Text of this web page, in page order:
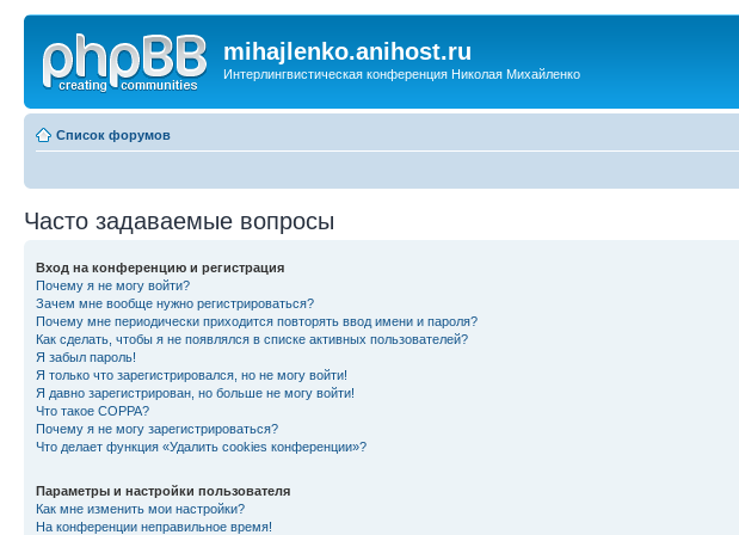
mihajlenko.anihost.ru
Интерлингвистическая конференция Николая Михайленко
Список форумов
Часто задаваемые вопросы
Вход на конференцию и регистрация
Почему я не могу войти?
Зачем мне вообще нужно регистрироваться?
Почему мне периодически приходится повторять ввод имени и пароля?
Как сделать, чтобы я не появлялся в списке активных пользователей?
Я забыл пароль!
Я только что зарегистрировался, но не могу войти!
Я давно зарегистрирован, но больше не могу войти!
Что такое COPPA?
Почему я не могу зарегистрироваться?
Что делает функция «Удалить cookies конференции»?
Параметры и настройки пользователя
Как мне изменить мои настройки?
На конференции неправильное время!